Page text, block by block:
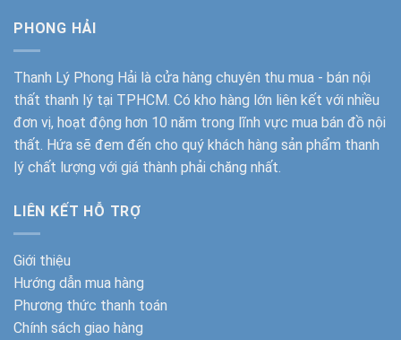
PHONG HẢI
Thanh Lý Phong Hải là cửa hàng chuyên thu mua - bán nội
thất thanh lý tại TPHCM. Có kho hàng lớn liên kết với nhiều
đơn vị, hoạt động hơn 10 năm trong lĩnh vực mua bán đồ nội
thất. Hứa sẽ đem đến cho quý khách hàng sản phẩm thanh
lý chất lượng với giá thành phải chăng nhất.
LIÊN KẾT HỖ TRỢ
Giới thiệu
Hướng dẫn mua hàng
Phương thức thanh toán
Chính sách giao hàng